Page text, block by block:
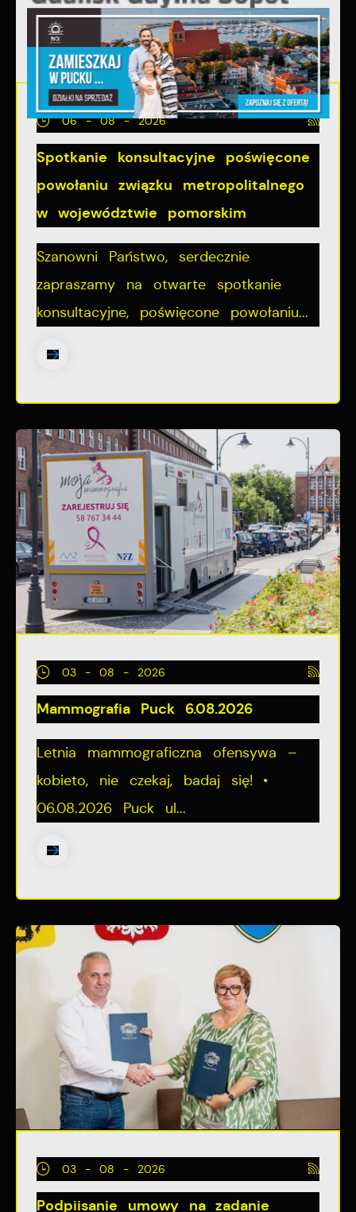
06 - 08 - 2026
Spotkanie konsultacyjne poświęcone
powołaniu związku metropolitalnego
w województwie pomorskim
Szanowni Państwo, serdecznie
zapraszamy na otwarte spotkanie
konsultacyjne, poświęcone powołaniu...
03 - 08 - 2026
Mammografia Puck 6.08.2026
Letnia mammograficzna ofensywa –
kobieto, nie czekaj, badaj się! •
06.08.2026 Puck ul...
03 - 08 - 2026
Podpiisanie umowy na zadanie